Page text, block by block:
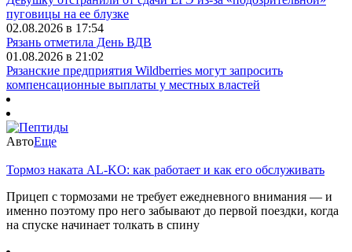
пуговицы на ее блузке
02.08.2026 в 17:54
Рязань отметила День ВДВ
01.08.2026 в 21:02
Рязанские предприятия Wildberries могут запросить
компенсационные выплаты у местных властей
АвтоЕще
Тормоз наката AL-KO: как работает и как его обслуживать
Прицеп с тормозами не требует ежедневного внимания — и
именно поэтому про него забывают до первой поездки, когда
на спуске начинает толкать в спину